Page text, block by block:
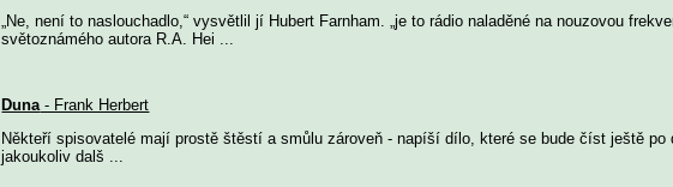
„Ne, není to naslouchadlo,“ vysvětlil jí Hubert Farnham. „je to rádio naladěné na nouzovou
světoznámého autora R.A. Hei ...
Duna- Frank Herbert
Někteří spisovatelé mají prostě štěstí a smůlu zároveň - napíší dílo, které se bude číst ještě
jakoukoliv dalš ...